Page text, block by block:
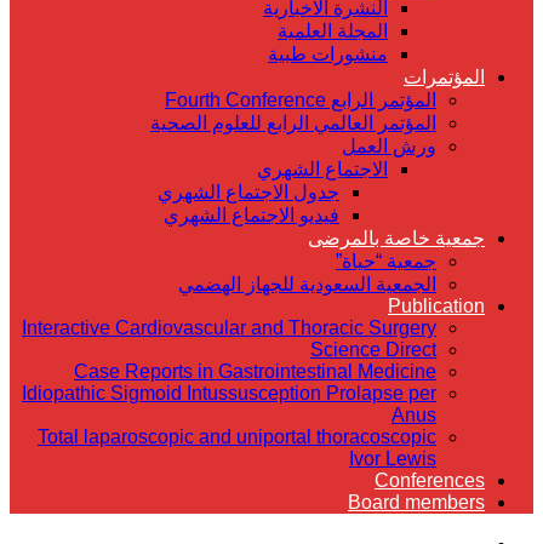
النشرة الاخبارية
المجلة العلمية
منشورات طبية
المؤتمرات
المؤتمر الرابع Fourth Conference
المؤتمر العالمي الرابع للعلوم الصحية
ورش العمل
الاجتماع الشهري
جدول الاجتماع الشهري
فيديو الاجتماع الشهري
جمعية خاصة بالمرضى
جمعية “حياة”
الجمعية السعودية للجهاز الهضمي
Publication
Interactive Cardiovascular and Thoracic Surgery
Science Direct
Case Reports in Gastrointestinal Medicine
Idiopathic Sigmoid Intussusception Prolapse per
Anus
Total laparoscopic and uniportal thoracoscopic
Ivor Lewis
Conferences
Board members